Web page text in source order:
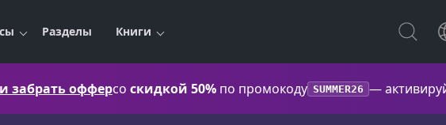
Разделы Книги
забрать офферсо скидкой 50% по промокоду SUMMER26 —